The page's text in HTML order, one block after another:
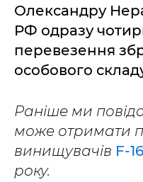
Олександру
РФ одразу
перевезення
особового
Раніше ми
може отримати
винищувачів F-16
року.